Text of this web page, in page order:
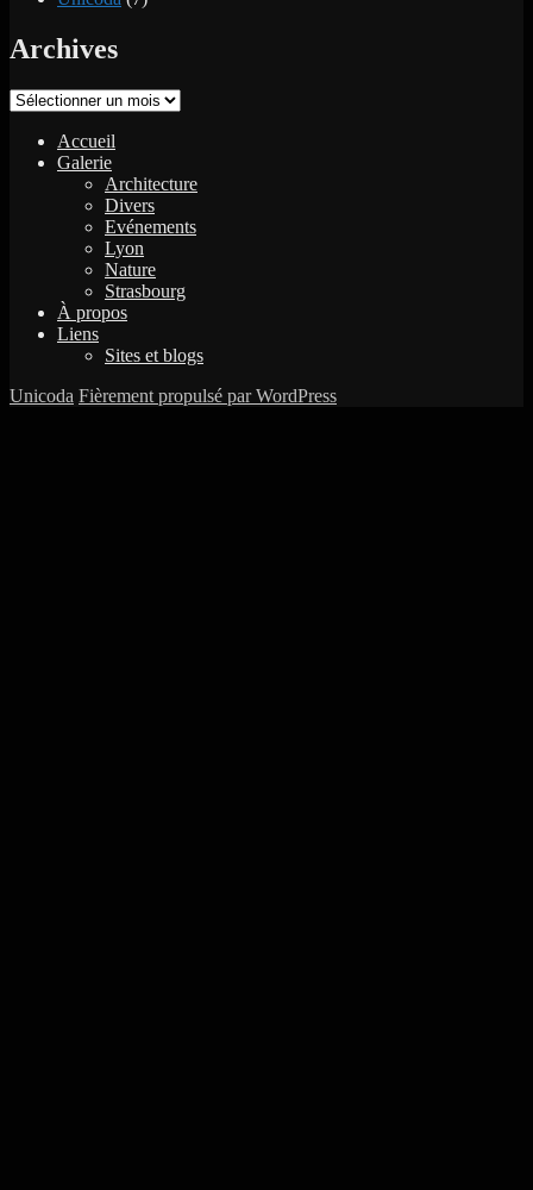
Archives
Archives
Accueil
Galerie
Architecture
Divers
Evénements
Lyon
Nature
Strasbourg
À propos
Liens
Sites et blogs
Unicoda Fièrement propulsé par WordPress